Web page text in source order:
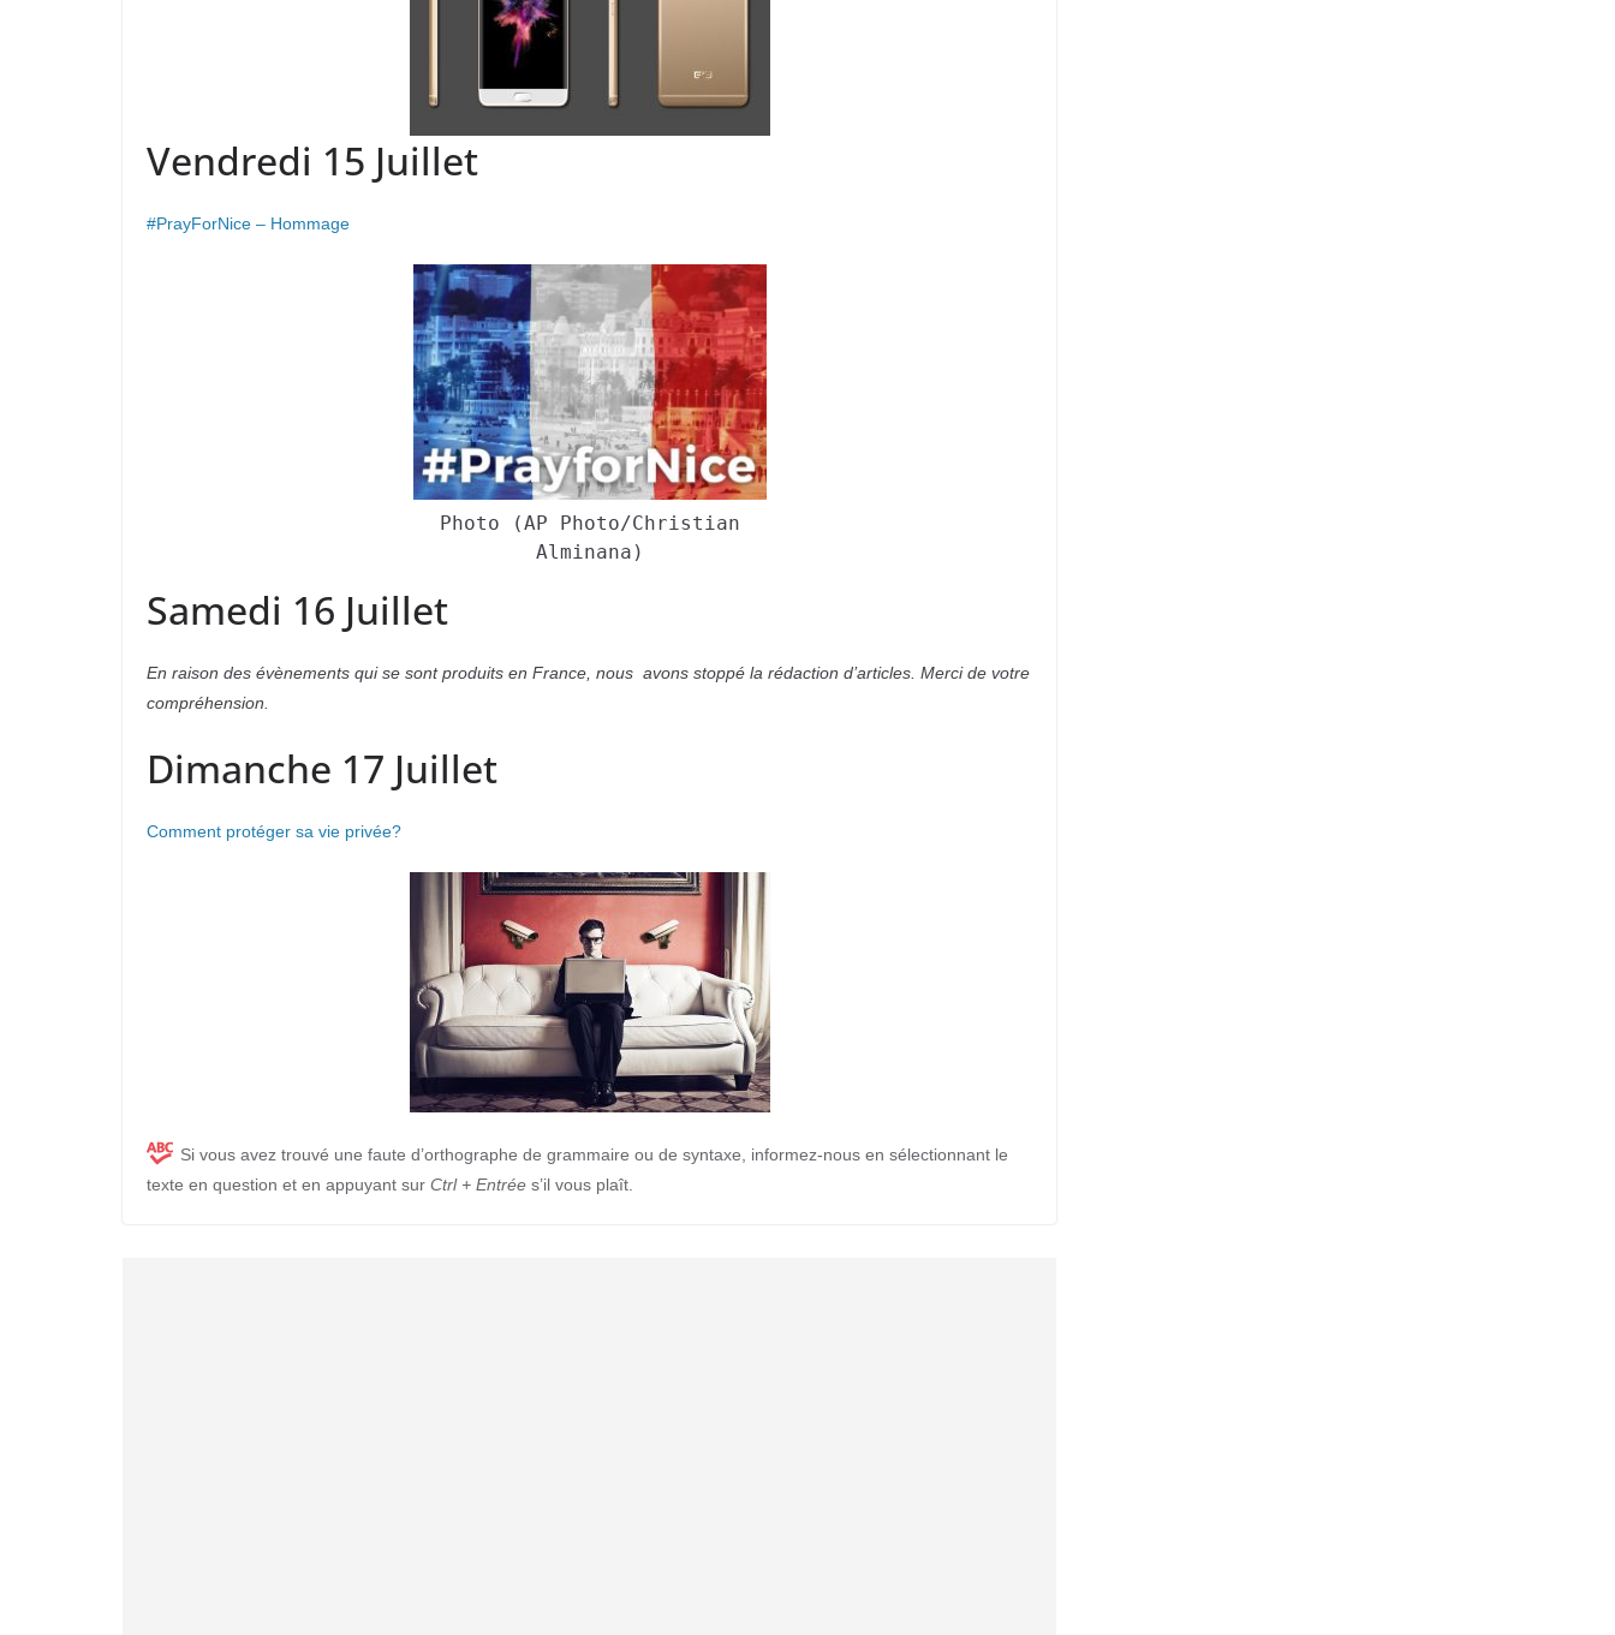
Vendredi 15 Juillet
#PrayForNice – Hommage
Photo (AP Photo/Christian
Alminana)
Samedi 16 Juillet
En raison des évènements qui se sont produits en France, nous avons stoppé la rédaction d’articles. Merci de votre
compréhension.
Dimanche 17 Juillet
Comment protéger sa vie privée?
Si vous avez trouvé une faute d’orthographe de grammaire ou de syntaxe, informez-nous en sélectionnant le
texte en question et en appuyant sur Ctrl + Entrée s’il vous plaît.